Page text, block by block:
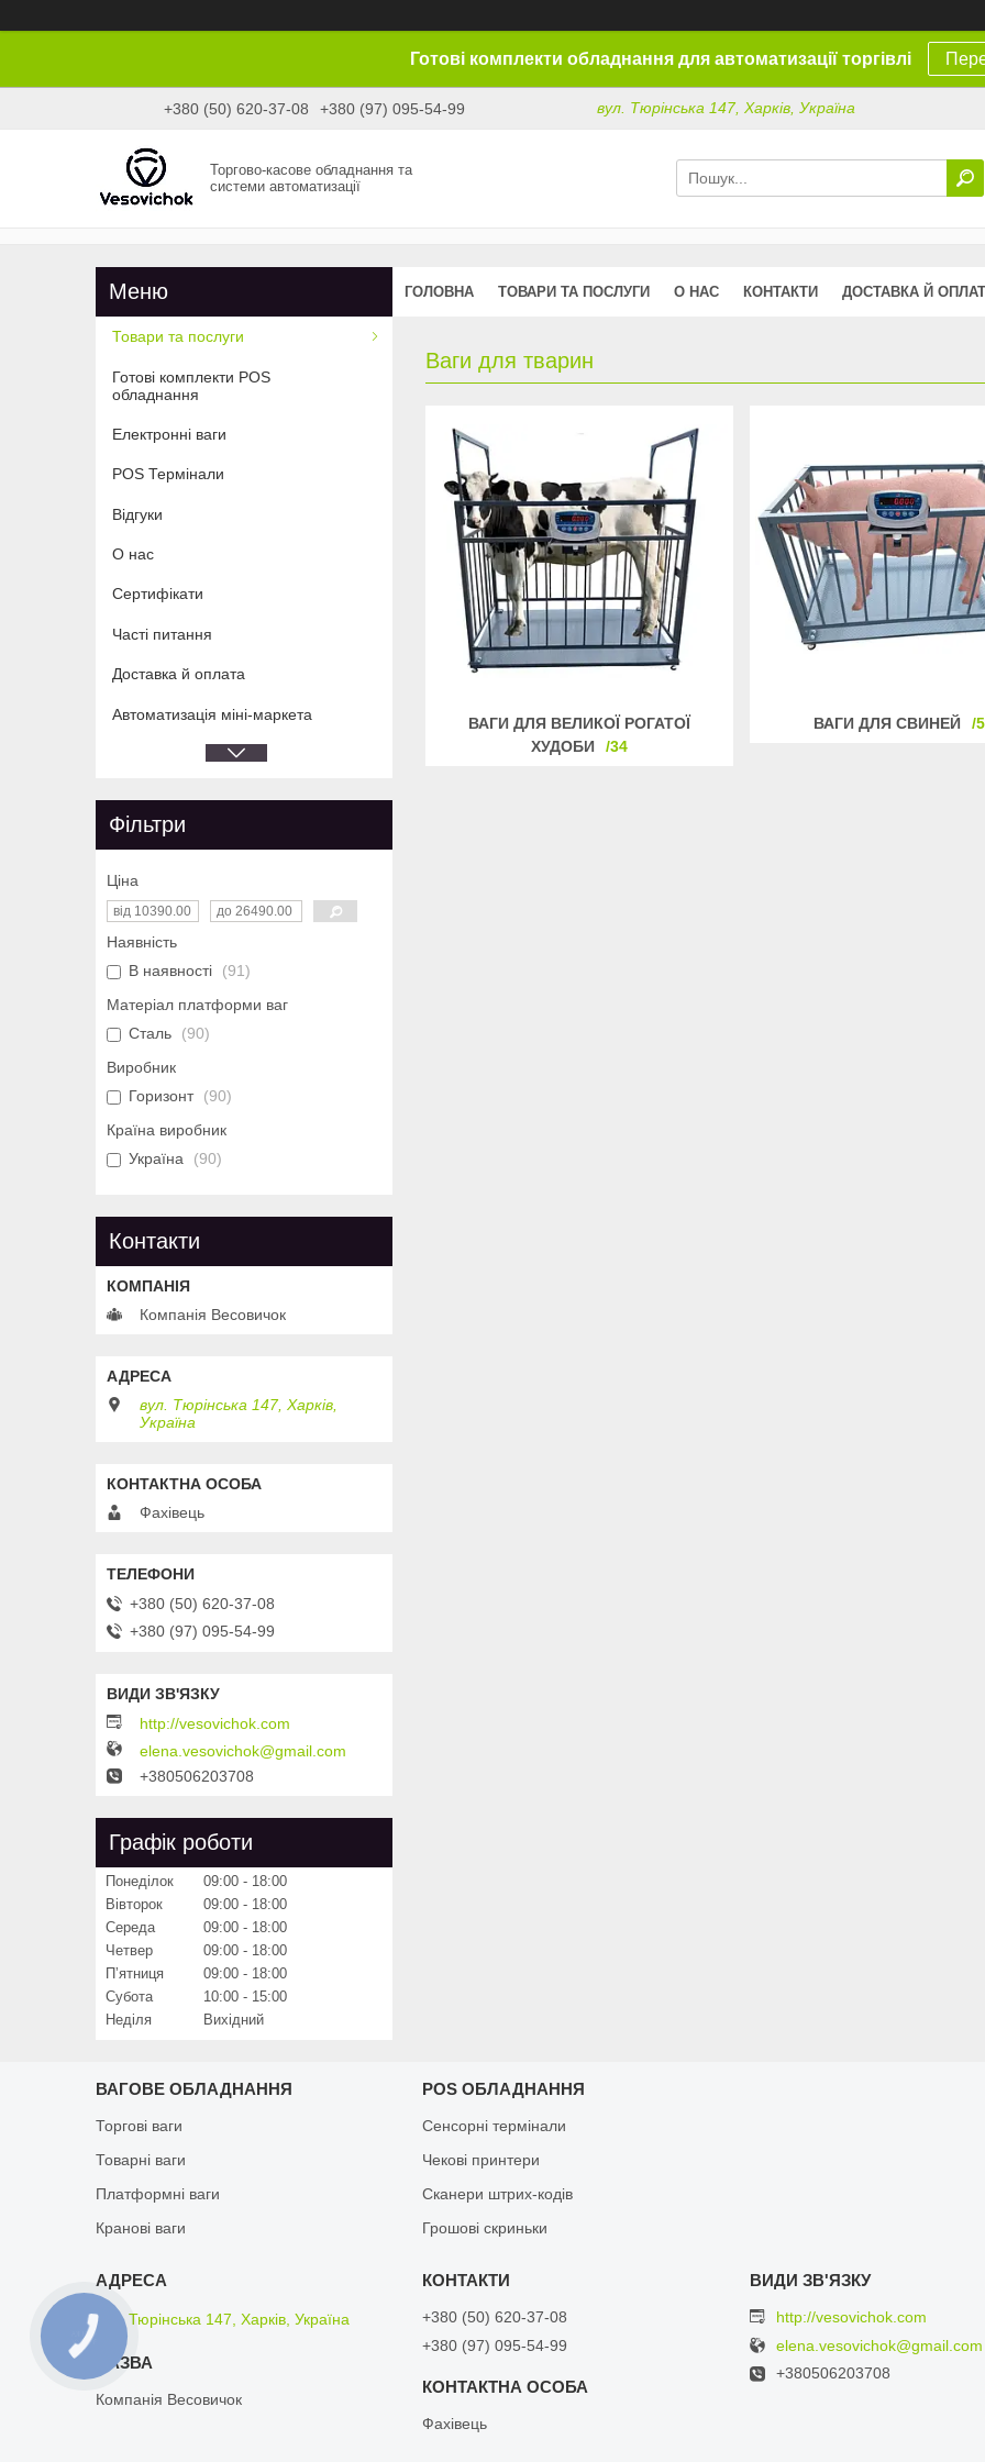
Готові комплекти обладнання для автоматизації торгівлі
+380 (50) 620-37-08 +380 (97) 095-54-99 вул. Тюрінська 147, Харків, Україна
Торгово-касове обладнання та
системи автоматизації
ГОЛОВНА ТОВАРИ ТА ПОСЛУГИ О НАС КОНТАКТИ ДОСТАВКА Й
Ваги для тварин
ВАГИ ДЛЯ ВЕЛИКОЇ РОГАТОЇ
ХУДОБИ
34
ВАГИ ДЛЯ СВИНЕЙ
Товари та послуги
Готові комплекти POS
обладнання
Електронні ваги
POS Термінали
Відгуки
О нас
Сертифікати
Часті питання
Доставка й оплата
Автоматизація міні-маркета
Фільтри
Ціна
Наявність
В наявності
91
Матеріал платформи ваг
Сталь
90
Виробник
Горизонт
90
Країна виробник
Україна
90
Контакти
Компанія Весовичок
вул. Тюрінська 147, Харків,
Україна
Фахівець
+380 (50) 620-37-08
+380 (97) 095-54-99
http://vesovichok.com
elena.vesovichok@gmail.com
+380506203708
Графік роботи
Понеділок 09:00
18:00
Вівторок
09:00
18:00
Середа
09:00
18:00
Четвер
09:00
18:00
Пʼятниця
09:00
18:00
Субота
10:00
15:00
Неділя
Вихідний
ВАГОВЕ ОБЛАДНАННЯ
Торгові ваги
Товарні ваги
Платформні ваги
Кранові ваги
POS ОБЛАДНАННЯ
Сенсорні термінали
Чекові принтери
Сканери штрих-кодів
Грошові скриньки
вул. Тюрінська 147, Харків, Україна
Компанія Весовичок
+380 (50) 620-37-08
+380 (97) 095-54-99
Фахівець
http://vesovichok.com
elena.vesovichok@gmail.com
+380506203708
КНОПКА
ЗВ'ЯЗКУ